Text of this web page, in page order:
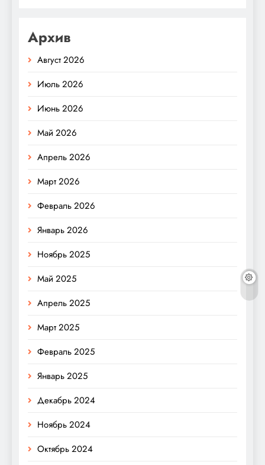
Архив
Август 2026
Июль 2026
Июнь 2026
Май 2026
Апрель 2026
Март 2026
Февраль 2026
Январь 2026
Ноябрь 2025
Май 2025
Апрель 2025
Март 2025
Февраль 2025
Январь 2025
Декабрь 2024
Ноябрь 2024
Октябрь 2024